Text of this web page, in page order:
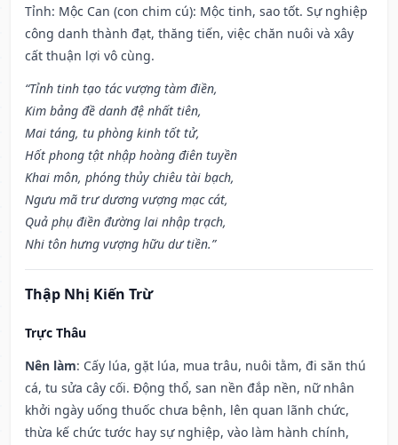
Tỉnh: Mộc Can (con chim cú): Mộc tinh, sao tốt. Sự nghiệp
công danh thành đạt, thăng tiến, việc chăn nuôi và xây
cất thuận lợi vô cùng.
“Tỉnh tinh tạo tác vượng tàm điền,
Kim bảng đề danh đệ nhất tiên,
Mai táng, tu phòng kinh tốt tử,
Hốt phong tật nhập hoàng điên tuyền
Khai môn, phóng thủy chiêu tài bạch,
Ngưu mã trư dương vượng mạc cát,
Quả phụ điền đường lai nhập trạch,
Nhi tôn hưng vượng hữu dư tiền.”
Thập Nhị Kiến Trừ
Trực Thâu
Nên làm: Cấy lúa, gặt lúa, mua trâu, nuôi tằm, đi săn thú
cá, tu sửa cây cối. Động thổ, san nền đắp nền, nữ nhân
khởi ngày uống thuốc chưa bệnh, lên quan lãnh chức,
thừa kế chức tước hay sự nghiệp, vào làm hành chính,